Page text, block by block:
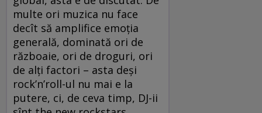
multe ori muzica nu face
decît să amplifice emoția
generală, dominată ori de
războaie, ori de droguri, ori
de alți factori – asta deși
rock’n’roll-ul nu mai e la
putere, ci, de ceva timp, DJ-ii